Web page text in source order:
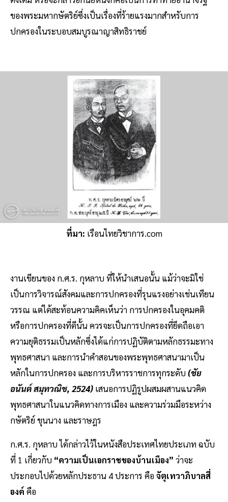
ของพระมหากษัตริย์ซึ่งเป็นเรื่องที่ร้ายแรงมากสำหรับการ
ปกครองในระบอบสมบูรณาญาสิทธิราชย์
ที่มา: เรือนไทยวิชาการ.com
งานเขียนของ ก.ศ.ร. กุหลาบ ที่ให้นำเสนอนั้น แม้ว่าจะมิใช่
เป็นการวิจารณ์สังคมและการปกครองที่รุนแรงอย่างเช่นเทียน
วรรณ แต่ได้สะท้อนความคิคเห็นว่า การปกครองในอุคมคติ
หรือการปกครองที่ดีนั้น ควรจะเป็นการปกครองที่ยึดถือเอา
ความยุติธรรมเป็นหลักซึ่งได้แก่การปฏิบัติตามหลักธรรมะทาง
พุทธศาสนา และการนำคำสอนของพระพุทธศาสนามาเป็น
หลักในการปกครอง และการบริหารราชการทุกระดับ(ชัย
อนันต์ สมุทวณิช, 2524) เสนอการปฏิรูปผสมผสานแนวคิด
พุทธศาสนาในแนวคิดทางการเมือง และความร่วมมือระหว่าง
กษัตริย์ ขุนนาง และราษฎร
ก.ศ.ร. กุหลาบ ได้กล่าวไว้ในหนังสือประเทศไทยประเภท ฉบับ
ที่ 1 เกี่ยวกับ “ความเป็นเอกราชของบ้านเมือง” ว่าจะ
ประกอบไปด้วยหลักประธาน 4 ประการ คือจัตุเทวาภิบาลสี่
องค์ คือ